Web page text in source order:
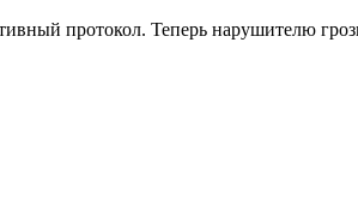
протокол. Теперь нарушителю